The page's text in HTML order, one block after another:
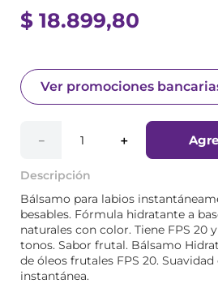
$ 18.899,80
Ver promociones
＋
－
Descripción
Bálsamo para labios
besables. Fórmula hidratante a
naturales con color. Tiene FPS 20
tonos. Sabor frutal. Bálsamo
de óleos frutales FPS 20.
instantánea.